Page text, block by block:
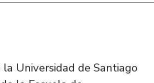
Universidad de Santiago